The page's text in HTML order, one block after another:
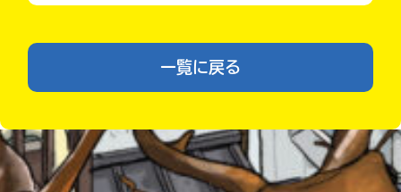
Loading...
一覧に戻る
ラ
あ
で、
も
う
一